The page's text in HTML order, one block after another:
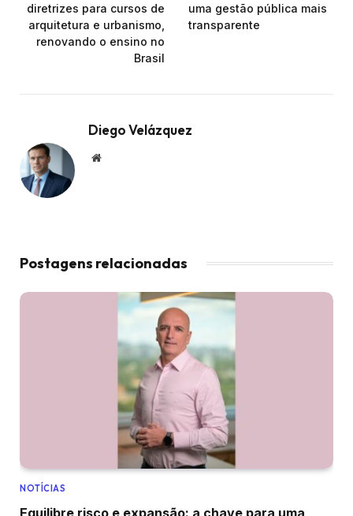
diretrizes para cursos de
arquitetura e urbanismo,
renovando o ensino no
Brasil
uma gestão pública mais
transparente
Diego Velázquez
Website
Postagens relacionadas
NOTÍCIAS
Equilibre risco e expansão: a chave para uma